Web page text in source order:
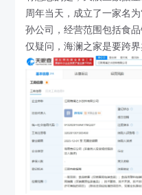
周年当天，成立了一家名
孙公司，经营范围包括食
仅疑问，海澜之家是要跨界